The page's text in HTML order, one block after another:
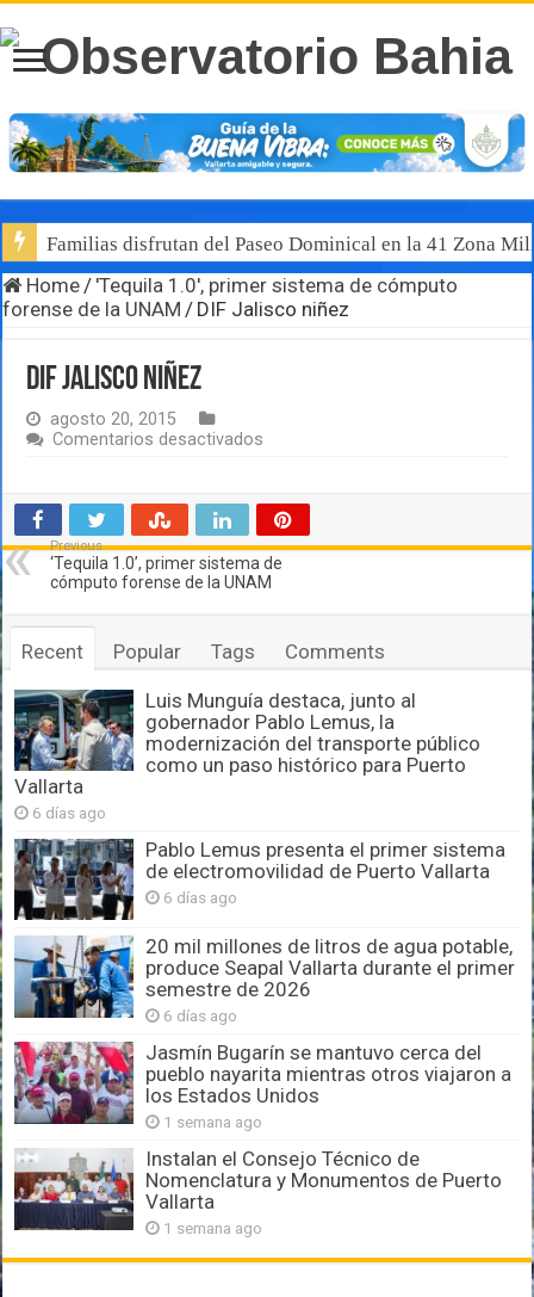
Familias disfrutan del Paseo Dominical en la 41 Zona
Home/ 'Tequila 1.0', primer sistema de cómputo
forense de la UNAM / DIF Jalisco niñez
DIF Jalisco niñez
agosto 20, 2015
Comentarios desactivados
niñez
Previous
‘Tequila 1.0’, primer sistema de
cómputo forense de la UNAM
Recent Popular Tags Comments
Luis Munguía destaca, junto al
gobernador Pablo Lemus, la
modernización del transporte público
como un paso histórico para Puerto
Vallarta
6 días ago
Pablo Lemus presenta el primer sistema
de electromovilidad de Puerto Vallarta
6 días ago
20 mil millones de litros de agua potable,
produce Seapal Vallarta durante el primer
semestre de 2026
6 días ago
Jasmín Bugarín se mantuvo cerca del
pueblo nayarita mientras otros viajaron a
los Estados Unidos
1 semana ago
Instalan el Consejo Técnico de
Nomenclatura y Monumentos de Puerto
Vallarta
1 semana ago